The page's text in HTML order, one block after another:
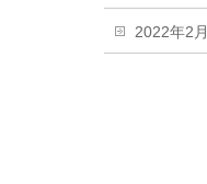
2022年2月